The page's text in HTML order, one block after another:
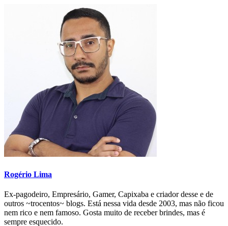
Rogério Lima
Ex-pagodeiro, Empresário, Gamer, Capixaba e criador desse e de
outros ~trocentos~ blogs. Está nessa vida desde 2003, mas não ficou
nem rico e nem famoso. Gosta muito de receber brindes, mas é
sempre esquecido.